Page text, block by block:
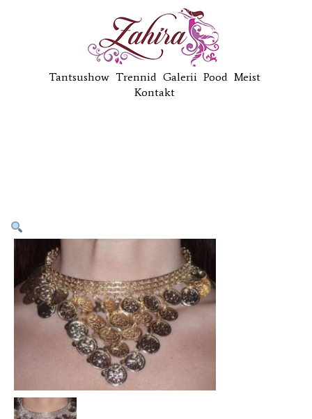
Tantsushow Trennid Galerii Pood Meist
Kontakt